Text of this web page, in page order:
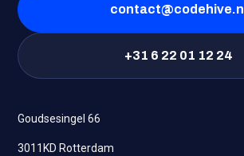
contact@codehive.nl
+31 6 22 01 12 24
Goudsesingel 66
3011KD Rotterdam